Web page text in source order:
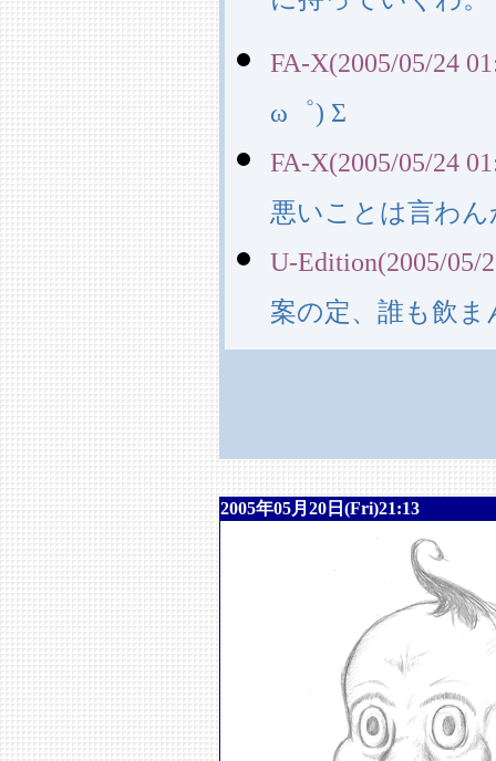
FA-X(2005/05/24
ω゜) Σ
FA-X(2005/05/24
悪いことは言わ
U-Edition(2005/05/
案の定、誰も飲
2005年05月20日(Fri)21:13